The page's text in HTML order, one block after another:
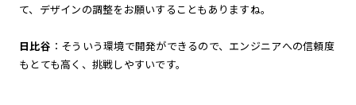
て、デザインの調整をお願いすることもありますね。
日比谷 ：そういう環境で開発ができるので、エンジニアへの信頼度
もとても高く、挑戦しやすいです。